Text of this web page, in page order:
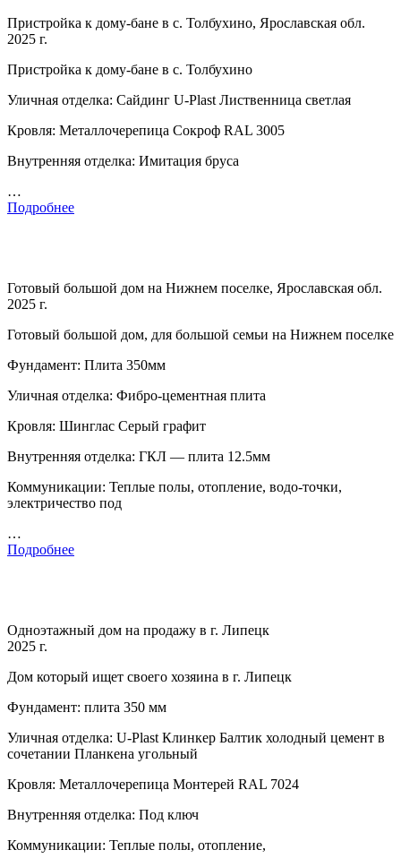
Пристройка к дому-бане в с. Толбухино, Ярославская обл.
2025 г.
Пристройка к дому-бане в с. Толбухино
Уличная отделка: Сайдинг U-Plast Лиственница светлая
Кровля: Металлочерепица Сокроф RAL 3005
Внутренняя отделка: Имитация бруса
…
Подробнее
Готовый большой дом на Нижнем поселке, Ярославская обл.
2025 г.
Готовый большой дом, для большой семьи на Нижнем поселке
Фундамент: Плита 350мм
Уличная отделка: Фибро-цементная плита
Кровля: Шинглас Серый графит
Внутренняя отделка: ГКЛ — плита 12.5мм
Коммуникации: Теплые полы, отопление, водо-точки,
электричество под
…
Подробнее
Одноэтажный дом на продажу в г. Липецк
2025 г.
Дом который ищет своего хозяина в г. Липецк
Фундамент: плита 350 мм
Уличная отделка: U-Plast Клинкер Балтик холодный цемент в
сочетании Планкена угольный
Кровля: Металлочерепица Монтерей RAL 7024
Внутренняя отделка: Под ключ
Коммуникации: Теплые полы, отопление,